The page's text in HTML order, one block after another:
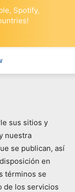
sus sitios y
nuestra
se publican, así
en
términos se
de los servicios
Spotify,